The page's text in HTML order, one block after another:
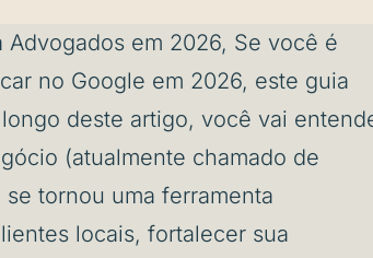
em 2026, Se você é
no Google em 2026, este guia
deste artigo, você vai
(atualmente chamado de
tornou uma ferramenta
locais, fortalecer sua